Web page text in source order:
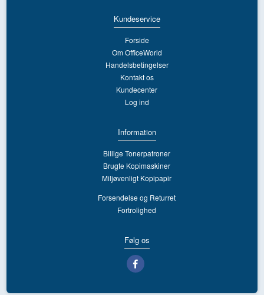
Kundeservice
Forside
Om OfficeWorld
Handelsbetingelser
Kontakt os
Kundecenter
Log ind
Information
Billige Tonerpatroner
Brugte Kopimaskiner
Miljøvenligt Kopipapir
Forsendelse og Returret
Fortrolighed
Følg os